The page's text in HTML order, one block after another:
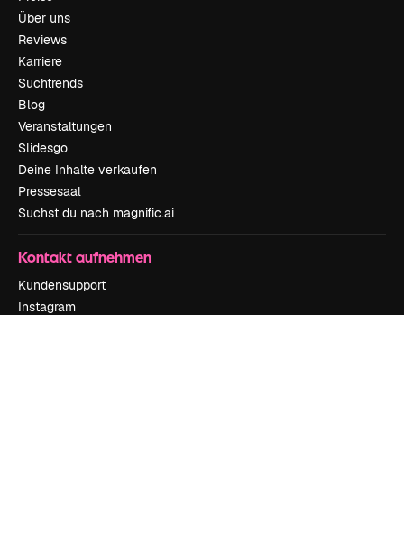
Über uns
Reviews
Karriere
Suchtrends
Blog
Veranstaltungen
Slidesgo
Deine Inhalte verkaufen
Pressesaal
Suchst du nach magnific.ai
Kontakt aufnehmen
Kundensupport
Instagram